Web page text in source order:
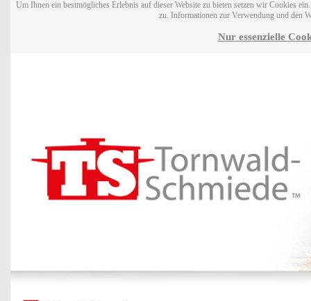
Um Ihnen ein bestmögliches Erlebnis auf dieser Website zu bieten setzen wir Cookies
zu. Informationen zur Verwendung und den
Nur essenzielle